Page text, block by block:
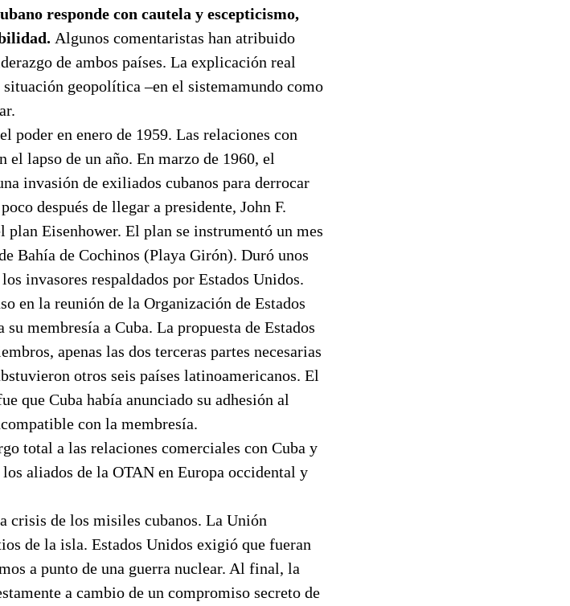
responde con cautela y escepticismo,
Algunos comentaristas han atribuido
de ambos países. La explicación real
geopolítica –en el sistemamundo como
poder en enero de 1959. Las relaciones con
el lapso de un año. En marzo de 1960, el
invasión de exiliados cubanos para derrocar
después de llegar a presidente, John F.
plan Eisenhower. El plan se instrumentó un mes
Bahía de Cochinos (Playa Girón). Duró unos
invasores respaldados por Estados Unidos.
en la reunión de la Organización de Estados
membresía a Cuba. La propuesta de Estados
apenas las dos terceras partes necesarias
otros seis países latinoamericanos. El
que Cuba había anunciado su adhesión al
con la membresía.
total a las relaciones comerciales con Cuba y
aliados de la OTAN en Europa occidental y
crisis de los misiles cubanos. La Unión
de la isla. Estados Unidos exigió que fueran
a punto de una guerra nuclear. Al final, la
a cambio de un compromiso secreto de